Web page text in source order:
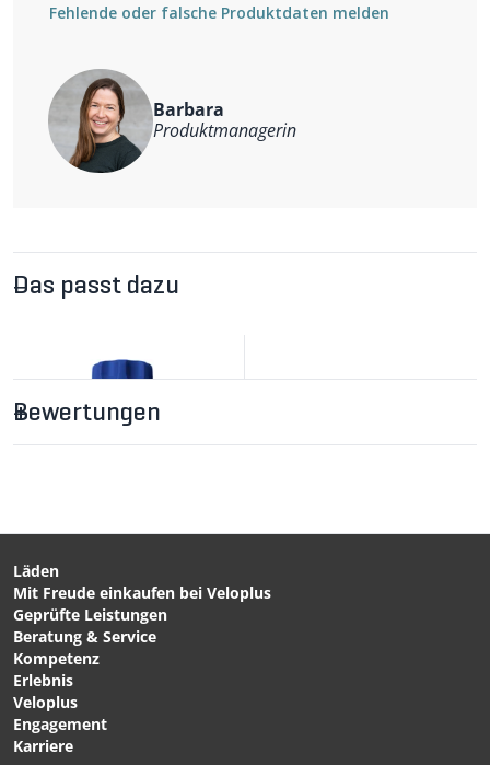
Fehlende oder falsche Produktdaten melden
Barbara
Produktmanagerin
Das passt dazu
CHF 11.90
BASE FRESH Textilpflege
für Sporttextilien / 300ML
von NIKWAX
CHF 79.90
Bewertungen
Läden
Mit Freude einkaufen bei Veloplus
Geprüfte Leistungen
Beratung & Service
Kompetenz
Erlebnis
Veloplus
Engagement
Karriere